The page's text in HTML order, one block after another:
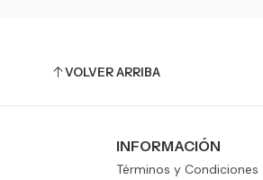
VOLVER ARRIBA
INFORMACIÓN
Términos y Condiciones